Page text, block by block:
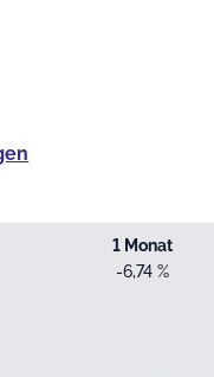
1 Monat
-6,74 %